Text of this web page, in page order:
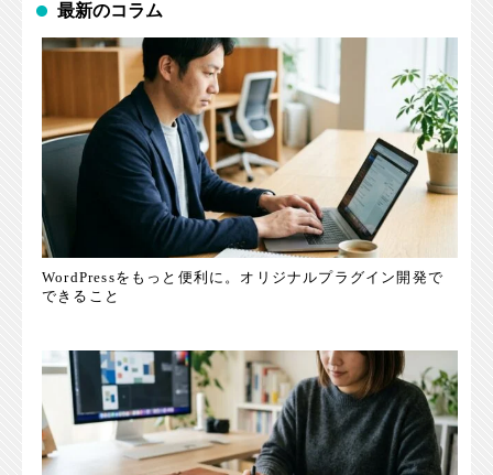
最新のコラム
WordPressをもっと便利に。オリジナルプラグイン開発で
できること